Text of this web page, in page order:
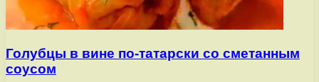
Голубцы в вине по-татарски со сметанным
соусом